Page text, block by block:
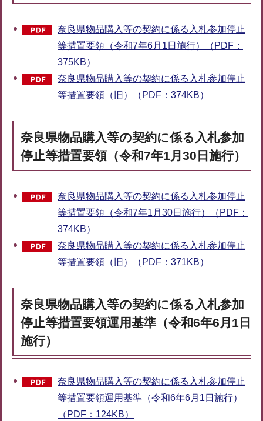
奈良県物品購入等の契約に係る入札参加停止
等措置要領（令和7年6月1日施行）（PDF：
375KB）
奈良県物品購入等の契約に係る入札参加停止
等措置要領（旧）（PDF：374KB）
奈良県物品購入等の契約に係る入札参加
停止等措置要領（令和7年1月30日施行）
奈良県物品購入等の契約に係る入札参加停止
等措置要領（令和7年1月30日施行）（PDF：
374KB）
奈良県物品購入等の契約に係る入札参加停止
等措置要領（旧）（PDF：371KB）
奈良県物品購入等の契約に係る入札参加
停止等措置要領運用基準（令和6年6月1日
施行）
奈良県物品購入等の契約に係る入札参加停止
等措置要領運用基準（令和6年6月1日施行）
（PDF：124KB）